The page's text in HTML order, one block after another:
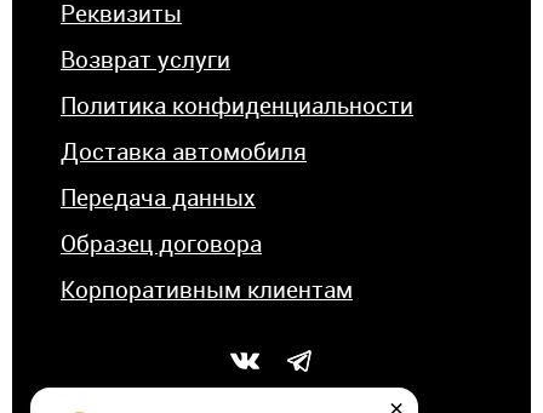
Реквизиты
Возврат услуги
Политика конфиденциальности
Доставка автомобиля
Передача данных
Образец договора
Корпоративным клиентам